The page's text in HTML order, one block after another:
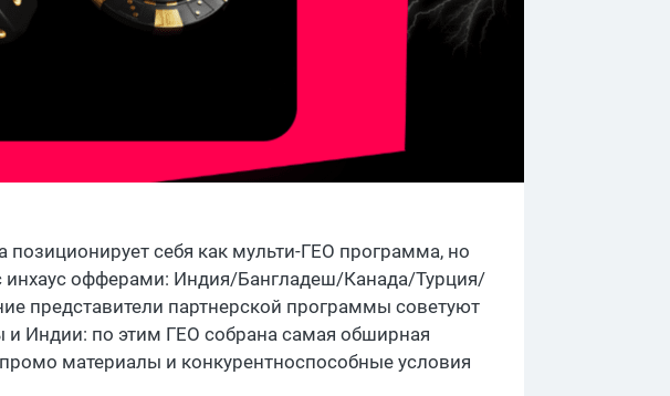
позиционирует себя как мульти-ГЕО программа, но
инхаус офферами: Индия/Бангладеш/Канада/Турция/
представители партнерской программы советуют
и Индии: по этим ГЕО собрана самая обширная
материалы и конкурентноспособные условия